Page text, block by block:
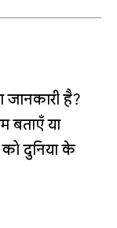
है?
बताएँ या
दुनिया के